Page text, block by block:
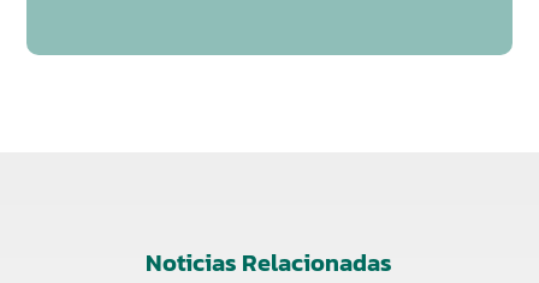
Noticias Relacionadas